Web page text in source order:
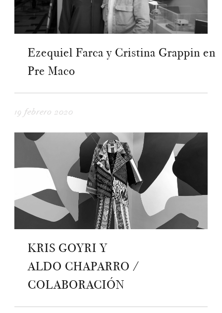
Ezequiel Farca y Cristina Grappin en
Pre Maco
19 febrero 2020
KRIS GOYRI Y
ALDO CHAPARRO /
COLABORACIÓN